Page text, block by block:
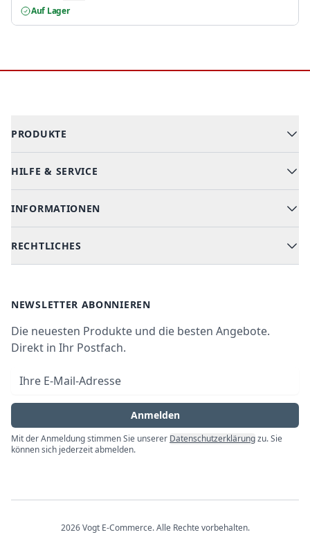
Auf Lager
PRODUKTE
Alle Kategorien
Kühlen & Gefrieren
HILFE & SERVICE
Hilfe & FAQ
INFORMATIONEN
Über uns
RECHTLICHES
Datenschutz
Widerrufsrecht
Impressum
NEWSLETTER ABONNIEREN
Die neuesten Produkte und die besten Angebote.
Direkt in Ihr Postfach.
E-Mail-Adresse
Anmelden
Mit der Anmeldung stimmen Sie unserer Datenschutzerklärungzu. Sie
können sich jederzeit abmelden.
2026 Vogt E-Commerce. Alle Rechte vorbehalten.